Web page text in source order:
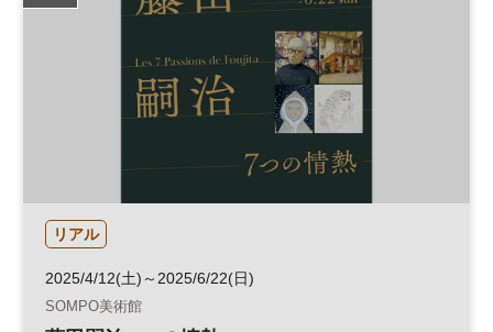
リアル
2025/4/12(土)～2025/6/22(日)
SOMPO美術館